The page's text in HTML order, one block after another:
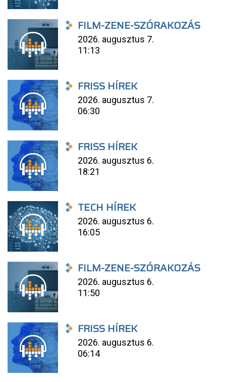
FILM-ZENE-SZÓRAKOZÁS
2026. augusztus 7.
11:13
FRISS HÍREK
2026. augusztus 7.
06:30
FRISS HÍREK
2026. augusztus 6.
18:21
TECH HÍREK
2026. augusztus 6.
16:05
FILM-ZENE-SZÓRAKOZÁS
2026. augusztus 6.
11:50
FRISS HÍREK
2026. augusztus 6.
06:14